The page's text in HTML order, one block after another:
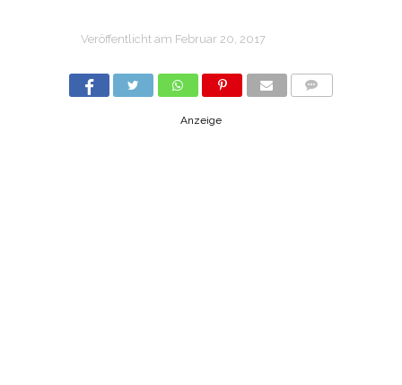
Veröffentlicht am Februar 20, 2017
Anzeige